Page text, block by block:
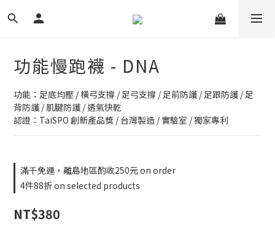
功能慢跑襪 - DNA
功能：足底均壓 / 橫弓支撐 / 足弓支撐 / 足前防護 / 足跟防護 / 足
背防護 / 肌腱防護 / 透氣快乾
認證：TaiSPO 創新產品獎 / 台灣製造 / 實驗室 / 獨家專利
滿千免運，離島地區酌收250元 on order
4件88折 on selected products
NT$380